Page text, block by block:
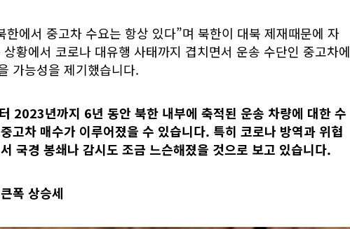
한에서 중고차 수요는 항상 있다”며 북한이 대북 제재때문에 자
황에서 코로나 대유행 사태까지 겹치면서 운송 수단인 중고차에
가능성을 제기했습니다.
2023년까지 6년 동안 북한 내부에 축적된 운송 차량에 대한 수
고차 매수가 이루어졌을 수 있습니다. 특히 코로나 방역과 위협
국경 봉쇄나 감시도 조금 느슨해졌을 것으로 보고 있습니다.
폭 상승세